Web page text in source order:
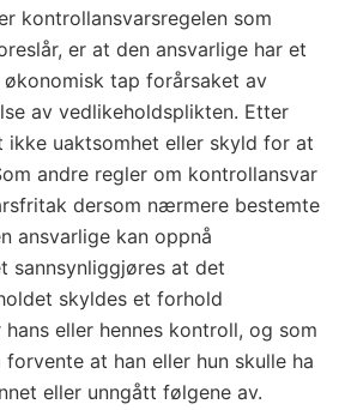
kontrollansvarsregelen som
er at den ansvarlige har et
tap forårsaket av
av vedlikeholdsplikten. Etter
ikke uaktsomhet eller skyld for at
andre regler om kontrollansvar
dersom nærmere bestemte
ansvarlige kan oppnå
sannsynliggjøres at det
skyldes et forhold
eller hennes kontroll, og som
at han eller hun skulle ha
eller unngått følgene av.